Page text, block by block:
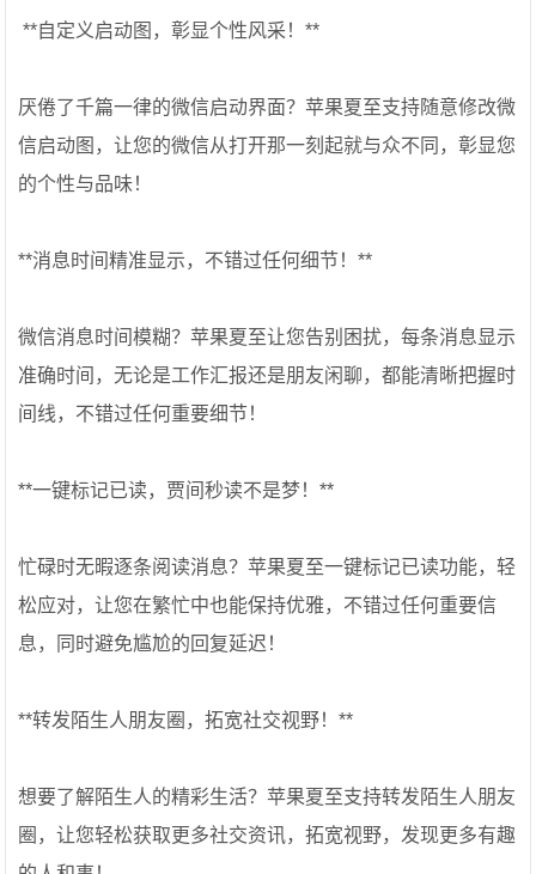
️ **自定义启动图，彰显个性风采！**
厌倦了千篇一律的微信启动界面？苹果夏至支持随意修改微
信启动图，让您的微信从打开那一刻起就与众不同，彰显您
的个性与品味！
**消息时间精准显示，不错过任何细节！**
微信消息时间模糊？苹果夏至让您告别困扰，每条消息显示
准确时间，无论是工作汇报还是朋友闲聊，都能清晰把握时
间线，不错过任何重要细节！
**一键标记已读，贾间秒读不是梦！**
忙碌时无暇逐条阅读消息？苹果夏至一键标记已读功能，轻
松应对，让您在繁忙中也能保持优雅，不错过任何重要信
息，同时避免尴尬的回复延迟！
**转发陌生人朋友圈，拓宽社交视野！**
想要了解陌生人的精彩生活？苹果夏至支持转发陌生人朋友
圈，让您轻松获取更多社交资讯，拓宽视野，发现更多有趣